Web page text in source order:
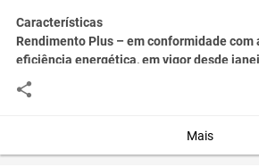
Características
Rendimento Plus – em conformidade com
eficiência energética, em vigor desde
Grau de proteção: IP66W;
Potência: 0,5 a 750 cv;
Tensões: 220/380V (90S a 200L), 220/
Mais